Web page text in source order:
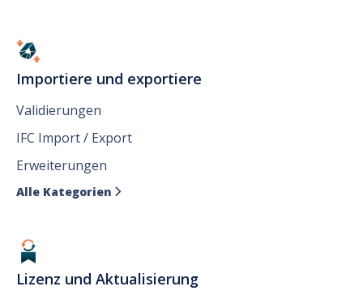
Importiere und exportiere
Validierungen
IFC Import / Export
Erweiterungen
Alle Kategorien 
Lizenz und Aktualisierung